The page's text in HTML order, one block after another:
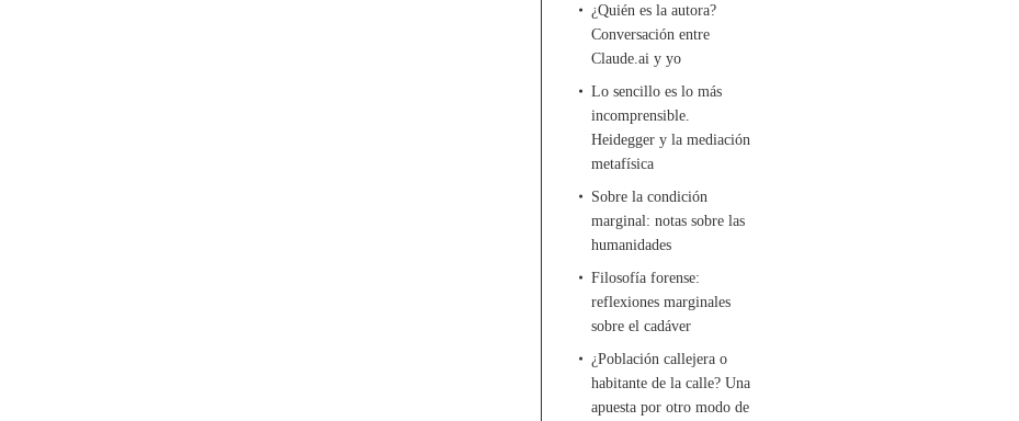
¿Quién es la autora?
Conversación entre
Claude.ai y yo
Lo sencillo es lo más
incomprensible.
Heidegger y la mediación
metafísica
Sobre la condición
marginal: notas sobre las
humanidades
Filosofía forense:
reflexiones marginales
sobre el cadáver
¿Población callejera o
habitante de la calle? Una
apuesta por otro modo de